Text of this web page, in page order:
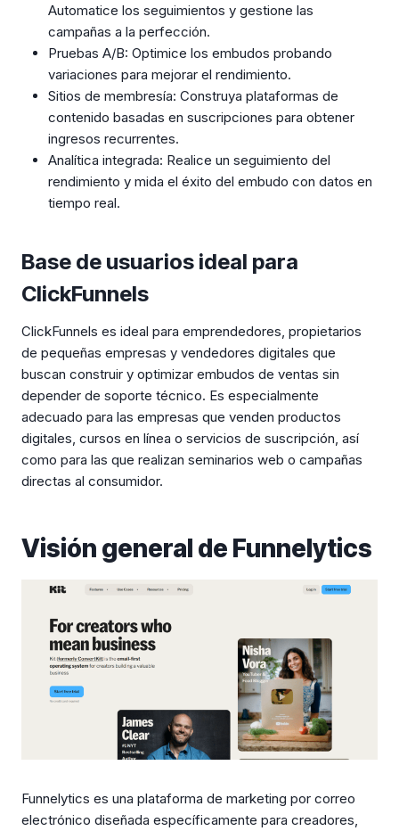
Automatice los seguimientos y gestione las
campañas a la perfección.
Pruebas A/B: Optimice los embudos probando
variaciones para mejorar el rendimiento.
Sitios de membresía: Construya plataformas de
contenido basadas en suscripciones para obtener
ingresos recurrentes.
Analítica integrada: Realice un seguimiento del
rendimiento y mida el éxito del embudo con datos en
tiempo real.
Base de usuarios ideal para
ClickFunnels
ClickFunnels es ideal para emprendedores, propietarios
de pequeñas empresas y vendedores digitales que
buscan construir y optimizar embudos de ventas sin
depender de soporte técnico. Es especialmente
adecuado para las empresas que venden productos
digitales, cursos en línea o servicios de suscripción, así
como para las que realizan seminarios web o campañas
directas al consumidor.
Visión general de Funnelytics
Funnelytics es una plataforma de marketing por correo
electrónico diseñada específicamente para creadores,